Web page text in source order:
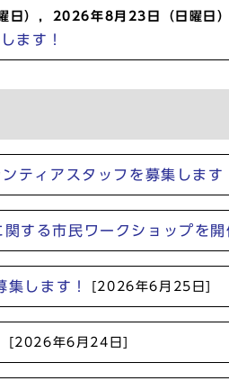
），2026年8月23日（日曜日
ます！
ティアスタッフを募集します
する市民ワークショップを開
します！ [2026年6月25日]
[2026年6月24日]